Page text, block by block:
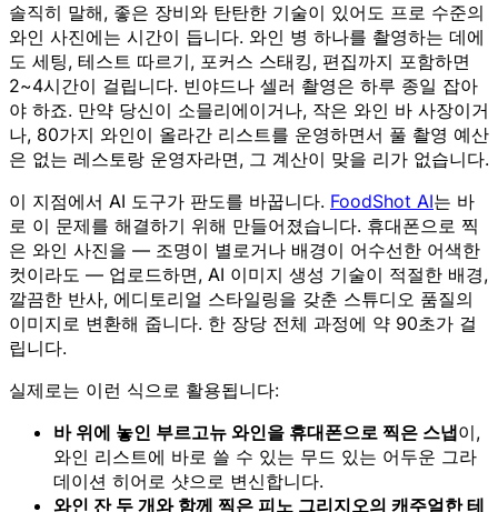
솔직히 말해, 좋은 장비와 탄탄한 기술이 있어도 프로 수준의
와인 사진에는 시간이 듭니다. 와인 병 하나를 촬영하는 데에
도 세팅, 테스트 따르기, 포커스 스태킹, 편집까지 포함하면
2~4시간이 걸립니다. 빈야드나 셀러 촬영은 하루 종일 잡아
야 하죠. 만약 당신이 소믈리에이거나, 작은 와인 바 사장이거
나, 80가지 와인이 올라간 리스트를 운영하면서 풀 촬영 예산
은 없는 레스토랑 운영자라면, 그 계산이 맞을 리가 없습니다.
이 지점에서 AI 도구가 판도를 바꿉니다. FoodShot AI는 바
로 이 문제를 해결하기 위해 만들어졌습니다. 휴대폰으로 찍
은 와인 사진을 — 조명이 별로거나 배경이 어수선한 어색한
컷이라도 — 업로드하면, AI 이미지 생성 기술이 적절한 배경,
깔끔한 반사, 에디토리얼 스타일링을 갖춘 스튜디오 품질의
이미지로 변환해 줍니다. 한 장당 전체 과정에 약 90초가 걸
립니다.
실제로는 이런 식으로 활용됩니다:
바 위에 놓인 부르고뉴 와인을 휴대폰으로 찍은 스냅이,
와인 리스트에 바로 쓸 수 있는 무드 있는 어두운 그라
데이션 히어로 샷으로 변신합니다.
와인 잔 두 개와 함께 찍은 피노 그리지오의 캐주얼한 테